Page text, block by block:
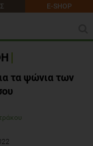
E-SHOP
τα ψώνια των